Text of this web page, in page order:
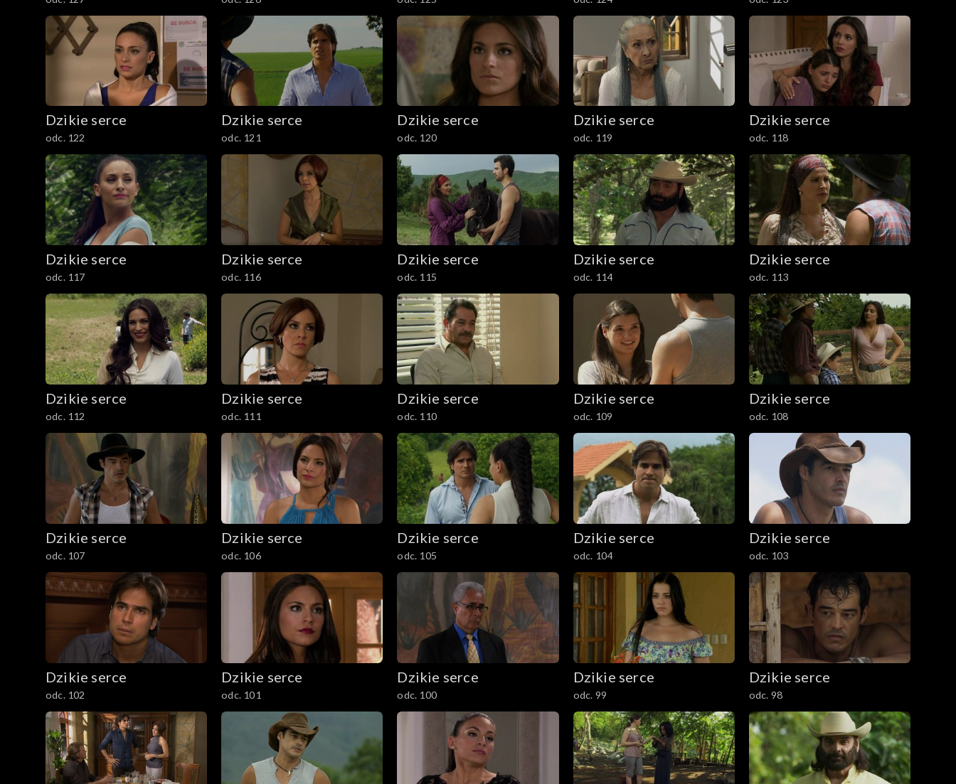
Dzikie serce
odc. 122
Dzikie serce
odc. 121
Dzikie serce
odc. 120
Dzikie serce
odc. 119
Dzikie serce
odc. 118
Dzikie serce
odc. 117
Dzikie serce
odc. 116
Dzikie serce
odc. 115
Dzikie serce
odc. 114
Dzikie serce
odc. 113
Dzikie serce
odc. 112
Dzikie serce
odc. 111
Dzikie serce
odc. 110
Dzikie serce
odc. 109
Dzikie serce
odc. 108
Dzikie serce
odc. 107
Dzikie serce
odc. 106
Dzikie serce
odc. 105
Dzikie serce
odc. 104
Dzikie serce
odc. 103
Dzikie serce
odc. 102
Dzikie serce
odc. 101
Dzikie serce
odc. 100
Dzikie serce
odc. 99
Dzikie serce
odc. 98